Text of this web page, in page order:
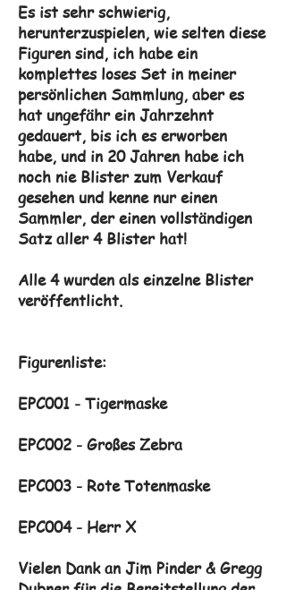
Es ist sehr schwierig,
herunterzuspielen, wie selten diese
Figuren sind, ich habe ein
komplettes loses Set in meiner
persönlichen Sammlung, aber es
hat ungefähr ein Jahrzehnt
gedauert, bis ich es erworben
habe, und in 20 Jahren habe ich
noch nie Blister zum Verkauf
gesehen und kenne nur einen
Sammler, der einen vollständigen
Satz aller 4 Blister hat!
Alle 4 wurden als einzelne Blister
veröffentlicht.
Figurenliste:
EPC001 - Tigermaske
EPC002 - Großes Zebra
EPC003 - Rote Totenmaske
EPC004 - Herr X
Vielen Dank an Jim Pinder & Gregg